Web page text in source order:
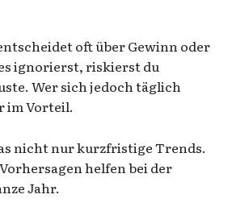
oft über Gewinn oder
ignorierst, riskierst du
Wer sich jedoch täglich
im Vorteil.
nicht nur kurzfristige Trends.
helfen bei der
Jahr.